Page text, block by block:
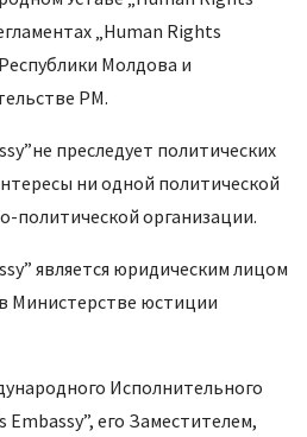
„Human Rights
Молдова и
РМ.
преследует политических
ни одной политической
политической организации.
является юридическим лицом
Министерстве юстиции
Исполнительного
его Заместителем,